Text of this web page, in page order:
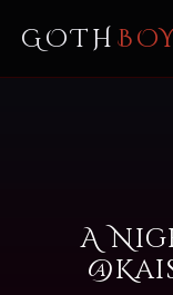
GOTH
A